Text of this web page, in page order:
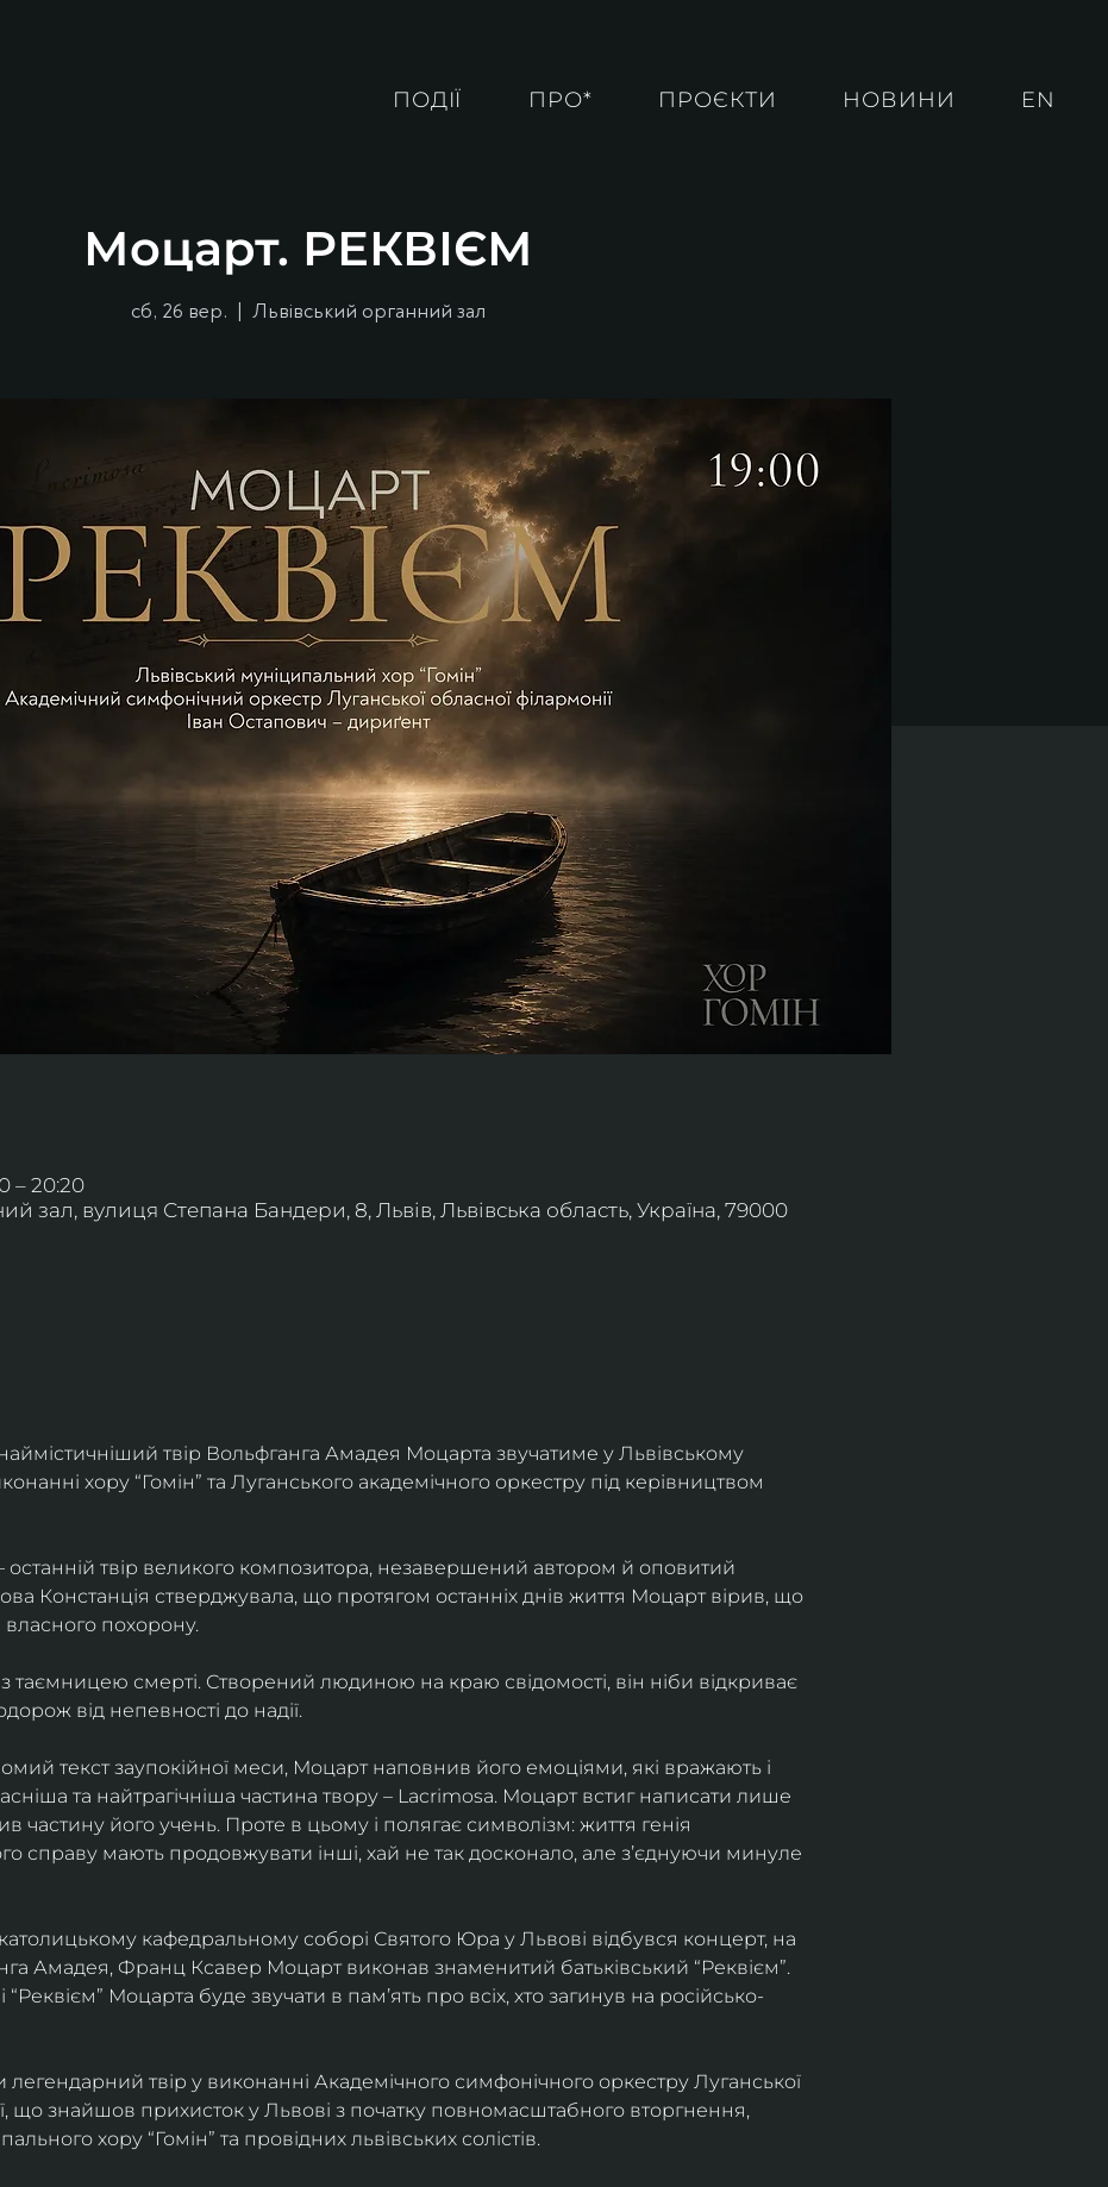
ПОДІЇ ПРО* ПРОЄКТИ НОВИНИ EN
Моцарт. РЕКВІЄМ
сб, 26 вер.
  |
Львівський органний зал
– 20:20
зал, вулиця Степана Бандери, 8, Львів, Львівська область, Україна, 79000
твір Вольфганга Амадея Моцарта звучатиме у Львівському
хору “Гомін” та Луганського академічного оркестру під керівництвом
останній твір великого композитора, незавершений автором й оповитий
Констанція стверджувала, що протягом останніх днів життя Моцарт вірив, що
похорону.
з таємницею смерті. Створений людиною на краю свідомості, він ніби відкриває
від непевності до надії.
текст заупокійної меси, Моцарт наповнив його емоціями, які вражають і
та найтрагічніша частина твору – Lacrimosa. Моцарт встиг написати лише
частину його учень. Проте в цьому і полягає символізм: життя генія
справу мають продовжувати інші, хай не так досконало, але зʼєднуючи минуле
кафедральному соборі Святого Юра у Львові відбувся концерт, на
Амадея, Франц Ксавер Моцарт виконав знаменитий батьківський “Реквієм”.
Моцарта буде звучати в памʼять про всіх, хто загинув на російсько-
твір у виконанні Академічного симфонічного оркестру Луганської
що знайшов прихисток у Львові з початку повномасштабного вторгнення,
хору “Гомін” та провідних львівських солістів.